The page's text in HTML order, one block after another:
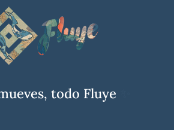
todo Fluye